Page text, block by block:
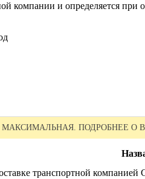
компании и определяется при
ПОДРОБНЕЕ О
транспортной